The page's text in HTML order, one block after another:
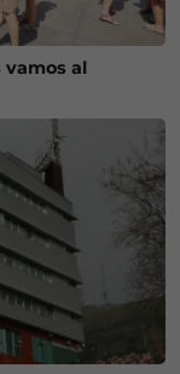
vamos al